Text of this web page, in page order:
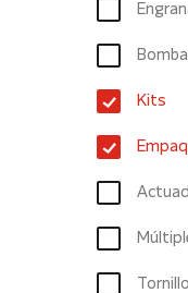
Kits